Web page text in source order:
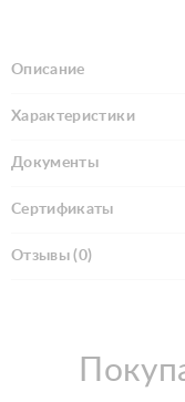
Описание
Характеристики
Документы
Сертификаты
Отзывы (0)